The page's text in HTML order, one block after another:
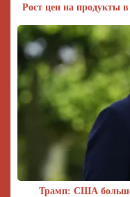
Рост цен на продукты
Трамп: США больше